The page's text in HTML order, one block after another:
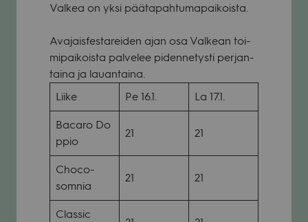
Val­kea on yksi pää­ta­pah­tu­ma­pai­koista.
Ava­jais­fes­ta­rei­den ajan osa Val­kean toi­
mi­pai­koista palvelee piden­ne­tysti per­jan­
taina ja lau­an­taina.
Liike
Pe 16.1. La 17.1.
Bacaro Do
p­pio
21 21
Choco­
som­nia
21 21
Clas­sic